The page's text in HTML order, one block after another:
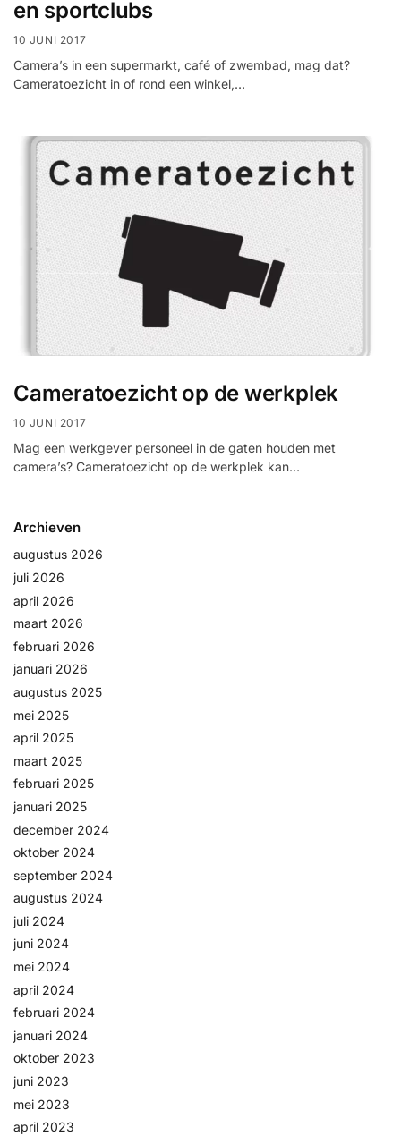
Alarmsystemen
&
Intercom
Branddetectie
Inbraakbeveiliging
Merken
Help &
en sportclubs
10 JUNI 2017
Camera’s in een supermarkt, café of zwembad, mag dat?
Cameratoezicht in of rond een winkel,…
Cameratoezicht op de werkplek
10 JUNI 2017
Mag een werkgever personeel in de gaten houden met
camera’s? Cameratoezicht op de werkplek kan…
Archieven
augustus 2026
juli 2026
april 2026
maart 2026
februari 2026
januari 2026
augustus 2025
mei 2025
april 2025
maart 2025
februari 2025
januari 2025
december 2024
oktober 2024
september 2024
augustus 2024
juli 2024
juni 2024
mei 2024
april 2024
februari 2024
januari 2024
oktober 2023
juni 2023
mei 2023
april 2023